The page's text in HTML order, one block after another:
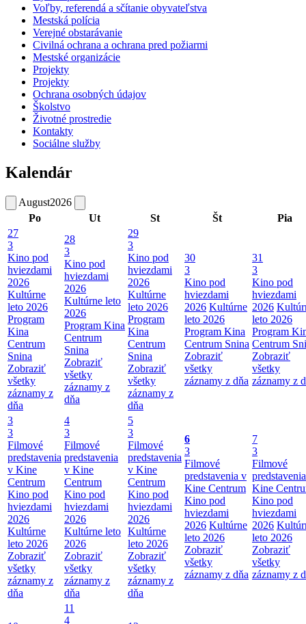
Voľby, referendá a sčítanie obyvateľstva
Mestská polícia
Verejné obstarávanie
Civilná ochrana a ochrana pred požiarmi
Mestské organizácie
Projekty
Projekty
Ochrana osobných údajov
Školstvo
Životné prostredie
Kontakty
Sociálne služby
Kalendár
August2026
Po
Ut St Št
Pia
27
3
Kino pod
hviezdami
2026
Kultúrne
leto 2026
Program
Kina
Centrum
Snina
Zobraziť
všetky
záznamy z
dňa
28
3
Kino pod
hviezdami
2026
Kultúrne leto
2026
Program Kina
Centrum
Snina
Zobraziť
všetky
záznamy z
dňa
29
3
Kino pod
hviezdami
2026
Kultúrne
leto 2026
Program
Kina
Centrum
Snina
Zobraziť
všetky
záznamy z
dňa
30
3
Kino pod
hviezdami
2026 Kultúrne
leto 2026
Program Kina
Centrum Snina
Zobraziť
všetky
záznamy z dňa
31
3
Kino pod
hviezdami
2026
leto 2026
Program
Centrum
Zobraziť
všetky
záznamy z
3
3
Filmové
predstavenia
v Kine
Centrum
Kino pod
hviezdami
2026
Kultúrne
leto 2026
Zobraziť
všetky
záznamy z
dňa
4
3
Filmové
predstavenia
v Kine
Centrum
Kino pod
hviezdami
2026
Kultúrne leto
2026
Zobraziť
všetky
záznamy z
dňa
5
3
Filmové
predstavenia
v Kine
Centrum
Kino pod
hviezdami
2026
Kultúrne
leto 2026
Zobraziť
všetky
záznamy z
dňa
6
3
Filmové
predstavenia v
Kine Centrum
Kino pod
hviezdami
2026 Kultúrne
leto 2026
Zobraziť
všetky
záznamy z dňa
7
3
Filmové
Kine
Kino pod
hviezdami
2026
leto 2026
Zobraziť
všetky
záznamy z
11
4